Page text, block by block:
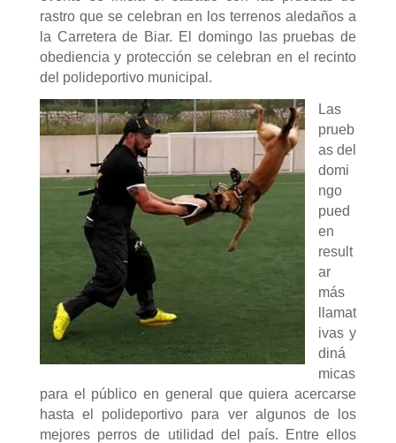
rastro que se celebran en los terrenos aledaños a
la Carretera de Biar. El domingo las pruebas de
obediencia y protección se celebran en el recinto
del polideportivo municipal.
Las
prueb
as del
domi
ngo
pued
en
result
ar
más
llamat
ivas y
diná
micas
para el público en general que quiera acercarse
hasta el polideportivo para ver algunos de los
mejores perros de utilidad del país. Entre ellos